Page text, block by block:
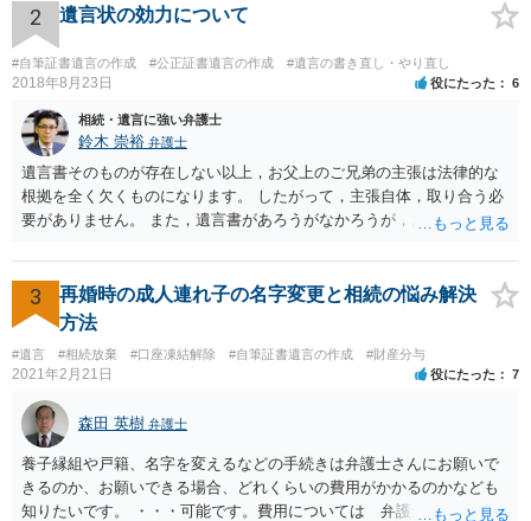
情を話して相談して、「廃除」が可能か、実際に法律相談を受けるこ
とをお勧めします。
2 遺言状の効力について
#自筆証書遺言の作成 #公正証書遺言の作成 #遺言の書き直し・やり直し
2018年8月23日 役にたった 6
相続・遺言に強い弁護士
鈴木 崇裕 弁護士
遺言書そのものが存在しない以上，お父上のご兄弟の主張は法律的な
根拠を全く欠くものになります。 したがって，主張自体，取り合う必
要がありません。 また，遺言書があろうがなかろうが，お父上のご兄
ご回答にもありますが， 代理人弁護士をたてて，その弁護士から相手
方に対して， ・相続に関する主張は法的根拠がなく，一切応じないこ
と ・今後一切の連絡をしてこないでほしいこと ・連絡を継続してくる
ようであれば警察への通報や法的措置も辞さないこと などを記載した
書面を発送してもらうことがよろしいように思います。
3
再婚時の成人連れ子の名字変更と相続の悩み解決
方法
#遺言 #相続放棄 #口座凍結解除 #自筆証書遺言の作成 #財産分与
2021年2月21日 役にたった 7
森田 英樹 弁護士
養子縁組や戸籍、名字を変えるなどの手続きは弁護士さんにお願いで
きるのか、お願いできる場合、どれくらいの費用がかかるのかなども
知りたいです。 ・・・可能です。費用については 弁護士と直接面談